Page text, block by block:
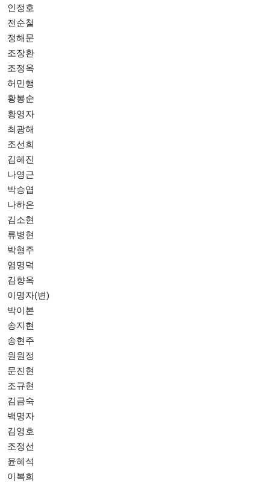
인정호
전순철
정해문
조장환
조정옥
허민행
황봉순
황영자
최광해
조선희
김혜진
나영근
박승엽
나하은
김소현
류병현
박형주
염명덕
김향옥
이명자(변)
박이본
송지현
송현주
원원정
문진현
조규현
김금숙
백명자
김영호
조정선
윤혜석
이복희